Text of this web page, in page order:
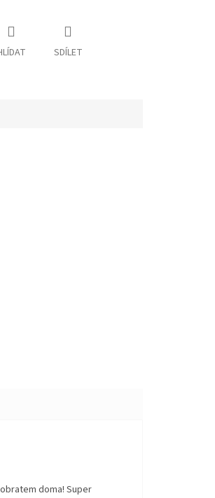
SDÍLET
5 z 5 hvězdiček.
doma! Super